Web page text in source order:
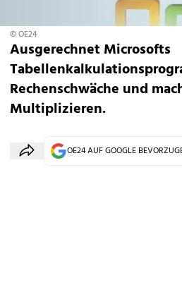
© OE24
Ausgerechnet Microsofts
Rechenschwäche und
Multiplizieren.
OE24 AUF GOOGLE